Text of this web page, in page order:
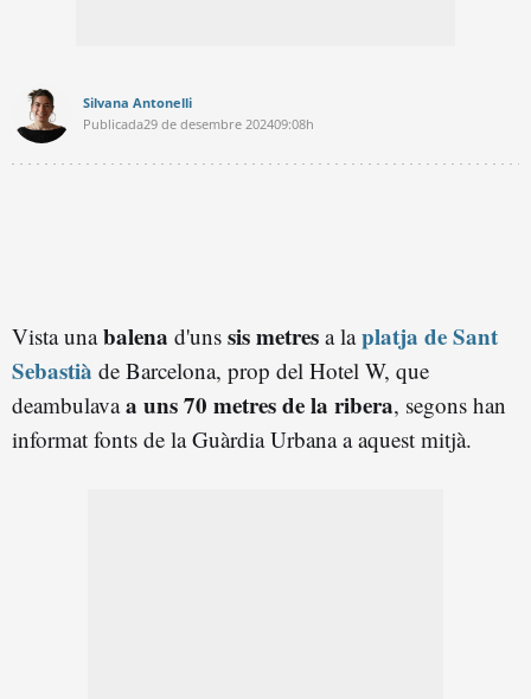
Silvana Antonelli
Publicada29 de desembre 202409:08h
Vista unabalena d'uns sis metres a laplatja de Sant
Sebastià de Barcelona, prop del Hotel W, que
deambulavaa uns 70 metres de la ribera, segons han
informat fonts de la Guàrdia Urbana a aquest mitjà.